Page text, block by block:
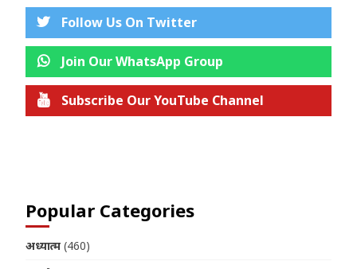
Follow Us On Twitter
Join Our WhatsApp Group
Subscribe Our YouTube Channel
Popular Categories
अध्यात्म (460)